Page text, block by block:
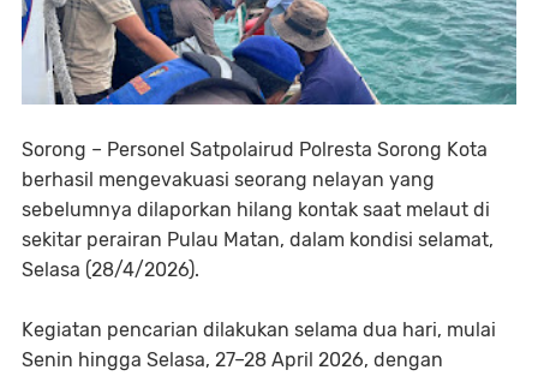
Sorong – Personel Satpolairud Polresta Sorong Kota
berhasil mengevakuasi seorang nelayan yang
sebelumnya dilaporkan hilang kontak saat melaut di
sekitar perairan Pulau Matan, dalam kondisi selamat,
Selasa (28/4/2026).
Kegiatan pencarian dilakukan selama dua hari, mulai
Senin hingga Selasa, 27–28 April 2026, dengan